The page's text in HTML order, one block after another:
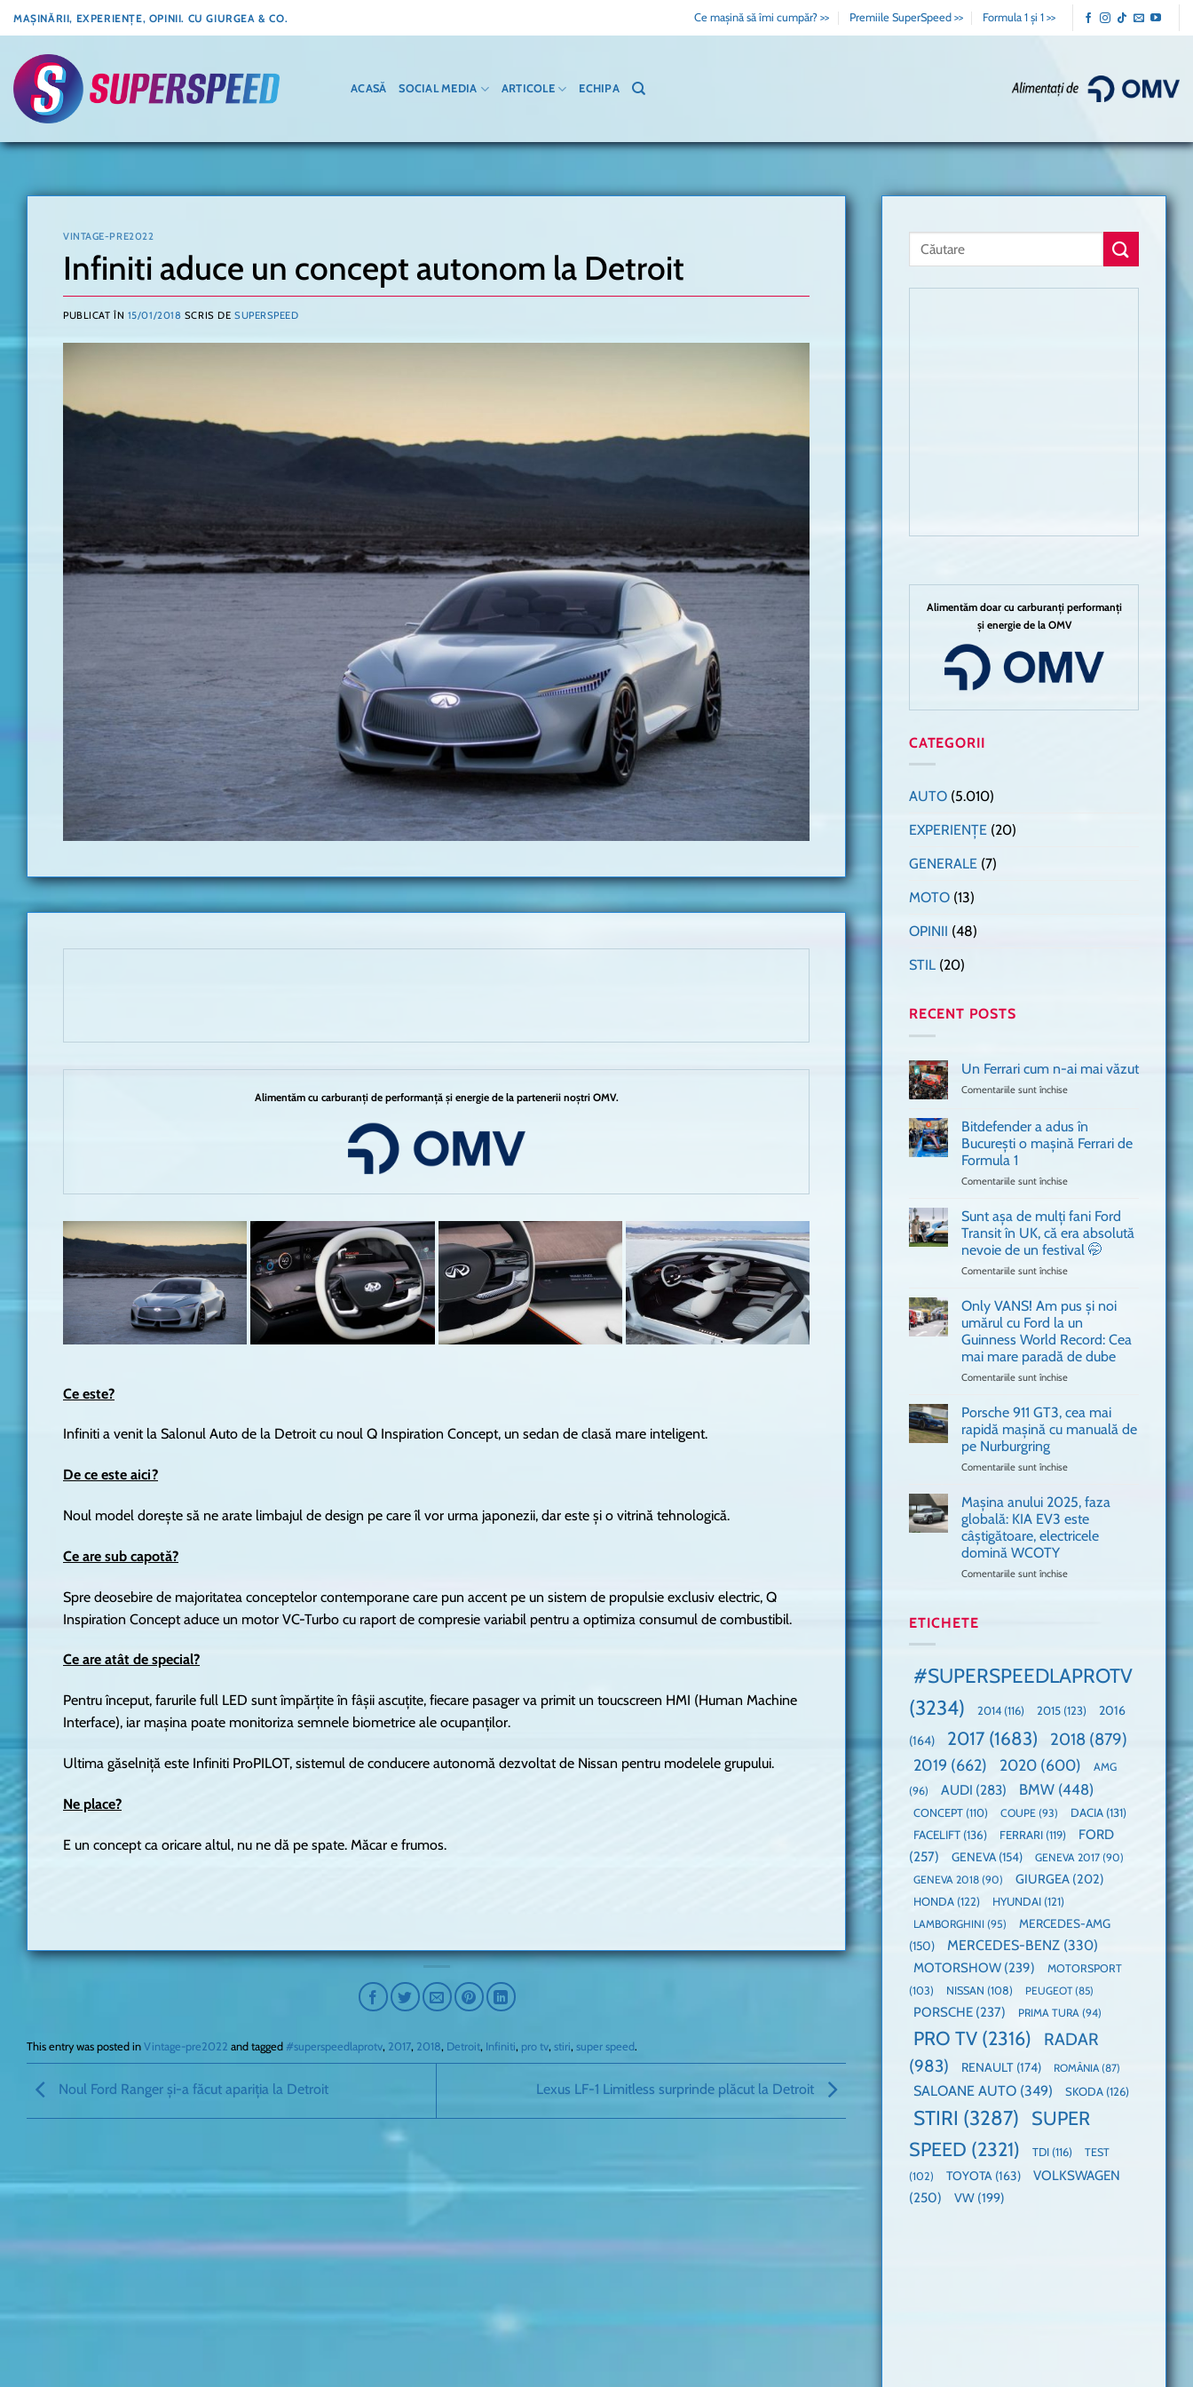
Skip
to
content
MAȘINĂRII, EXPERIENȚE, OPINII. CU GIURGEA & CO. Ce mașină să îmi cumpăr? >> Premiile SuperSpeed >> Formula 1 și 1 >>
ACASĂ SOCIAL MEDIA ARTICOLE ECHIPA
VINTAGE-PRE2022
Infiniti aduce un concept autonom la Detroit
PUBLICAT ÎN 15/01/2018 SCRIS DE SUPERSPEED
Alimentăm cu carburanți de performanță și energie de la partenerii noștri OMV.
Ce este?
Infiniti a venit la Salonul Auto de la Detroit cu noul Q Inspiration Concept, un sedan de clasă mare inteligent.
De ce este aici?
Noul model dorește să ne arate limbajul de design pe care îl vor urma japonezii, dar este și o vitrină tehnologică.
Ce are sub capotă?
Spre deosebire de majoritatea conceptelor contemporane care pun accent pe un sistem de propulsie exclusiv electric, Q
Inspiration Concept aduce un motor VC-Turbo cu raport de compresie variabil pentru a optimiza consumul de combustibil.
Ce are atât de special?
Pentru început, farurile full LED sunt împărțite în fâșii ascuțite, fiecare pasager va primit un toucscreen HMI (Human Machine
Interface), iar mașina poate monitoriza semnele biometrice ale ocupanților.
Ultima găselniță este Infiniti ProPILOT, sistemul de conducere autonomă dezvoltat de Nissan pentru modelele grupului.
Ne place?
E un concept ca oricare altul, nu ne dă pe spate. Măcar e frumos.
This entry was posted in Vintage-pre2022 and tagged #superspeedlaprotv, 2017, 2018, Detroit, Infiniti, pro tv, stiri, super speed.
Noul Ford Ranger și-a făcut apariția la Detroit Lexus LF-1 Limitless surprinde plăcut la Detroit
Alimentăm doar cu carburanți performanți
și energie de la OMV
CATEGORII
AUTO (5.010)
EXPERIENȚE (20)
GENERALE (7)
MOTO (13)
OPINII (48)
STIL (20)
RECENT POSTS
Un Ferrari cum n-ai mai văzut
Comentariile sunt închise
Ferrari
cum
n-
Bitdefender a adus în
București o mașină Ferrari de
Formula 1
Comentariile sunt închise
a
adus
în
București
Ferrari
Formula
1
Sunt așa de mulți fani Ford
Transit în UK, că era absolută
nevoie de un festival 🤭
Comentariile sunt închise
de
mulți
fani
Ford
că
era
un
festival
🤭
Only VANS! Am pus și noi
umărul cu Ford la un
Guinness World Record: Cea
mai mare paradă de dube
Comentariile sunt închise
Am
pus
cu
Ford
la
un
dube
Porsche 911 GT3, cea mai
rapidă mașină cu manuală de
pe Nurburgring
Comentariile sunt închise
911
GT3,
cea
mai
Mașina anului 2025, faza
globală: KIA EV3 este
câștigătoare, electricele
domină WCOTY
Comentariile sunt închise
EV3
câștigătoare,
domină
ETICHETE
#SUPERSPEEDLAPROTV
(3234)
2014 (116) 2015 (123) 2016
(164) 2017 (1683) 2018 (879)
2019 (662) 2020 (600)
AMG
(96)
AUDI (283) BMW (448)
CONCEPT (110) COUPE (93) DACIA (131)
FACELIFT (136) FERRARI (119)
FORD
(257)
GENEVA(154) GENEVA 2017 (90)
GENEVA 2018 (90) GIURGEA (202)
HONDA (122) HYUNDAI (121)
LAMBORGHINI (95)
MERCEDES-AMG
(150)
MERCEDES-BENZ (330)
MOTORSHOW (239)
MOTORSPORT
(103)
NISSAN (108) PEUGEOT(85)
PORSCHE (237) PRIMA TURA (94)
PRO TV (2316)
RADAR
(983)
RENAULT (174) ROMÂNIA(87)
SALOANE AUTO (349) SKODA (126)
STIRI (3287)
SUPER
SPEED (2321) TDI (116)
TEST
(102)
TOYOTA (163)
VOLKSWAGEN
(250)
VW (199)